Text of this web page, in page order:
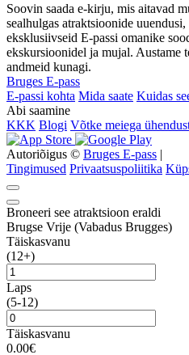
Soovin saada e-kirju, mis aitavad
sealhulgas atraktsioonide
eksklusiivseid E-passi omanike
ekskursioonidel ja mujal. Austame
andmeid kunagi.
Bruges E-pass
E-passi kohta Mida saate Kuidas
Abi saamine
KKK Blogi Võtke meiega
Autoriõigus © Bruges E-pass |
Tingimused Privaatsuspoliitika
Broneeri see atraktsioon eraldi
Brugse Vrije (Vabadus Brugges)
Täiskasvanu
(12+)
Laps
(5-12)
Täiskasvanu
0.00€